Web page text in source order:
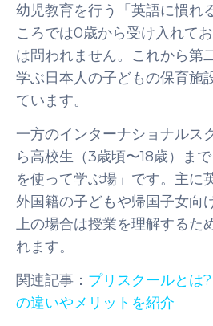
幼児教育を行う「英語に慣れ
ころでは0歳から受け入れて
は問われません。これから第
学ぶ日本人の子どもの保育施
ています。
一方のインターナショナルス
ら高校生（3歳頃〜18歳）ま
を使って学ぶ場」です。主に
外国籍の子どもや帰国子女向
上の場合は授業を理解するた
れます。
関連記事： プリスクールとは
の違いやメリットを紹介